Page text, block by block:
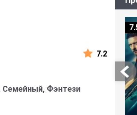
Семейный, Фэнтези
7.2